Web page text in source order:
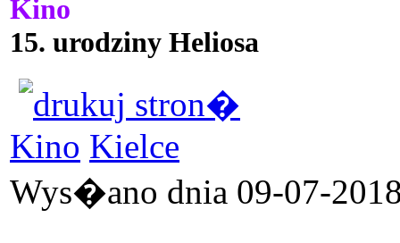
Kino
15. urodziny Heliosa
Kino Kielce
Wys�ano dnia 09-07-